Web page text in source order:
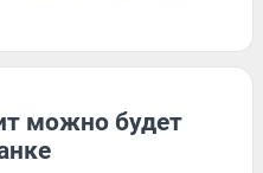
можно будет